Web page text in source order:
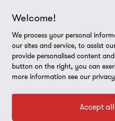
Événements et webinaires
Responsabilité sociale
Services
Carrières
Gouvernance
Diversité, équité et inclusion
Nouvelles / communiqués
Dans les médias
Réalisations
LÉGAL
Notes légales
Politique de confidentialité
Paramètres des témoins
CONNECTEZ SUR
Welcome!
We process your personal
our sites and service, to assist
provide personalised content
button on the right, you can
more information see our
Accept